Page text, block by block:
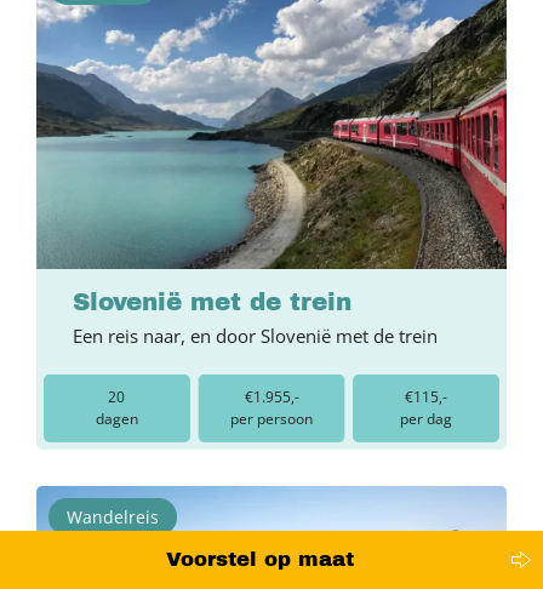
Slovenië met de trein
Een reis naar, en door Slovenië met de trein
20
dagen
€1.955,-
per persoon
€115,-
per dag
Wandelreis
Voorstel op maat